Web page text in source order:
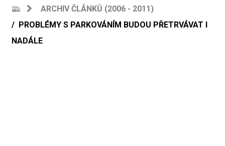
ARCHIV ČLÁNKŮ (2006 - 2011)
PROBLÉMY S PARKOVÁNÍM BUDOU PŘETRVÁVAT I
NADÁLE